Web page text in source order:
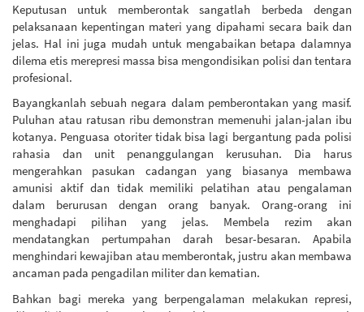
Keputusan untuk memberontak sangatlah berbeda dengan
pelaksanaan kepentingan materi yang dipahami secara baik dan
jelas. Hal ini juga mudah untuk mengabaikan betapa dalamnya
dilema etis merepresi massa bisa mengondisikan polisi dan tentara
profesional.
Bayangkanlah sebuah negara dalam pemberontakan yang masif.
Puluhan atau ratusan ribu demonstran memenuhi jalan-jalan ibu
kotanya. Penguasa otoriter tidak bisa lagi bergantung pada polisi
rahasia dan unit penanggulangan kerusuhan. Dia harus
mengerahkan pasukan cadangan yang biasanya membawa
amunisi aktif dan tidak memiliki pelatihan atau pengalaman
dalam berurusan dengan orang banyak. Orang-orang ini
menghadapi pilihan yang jelas. Membela rezim akan
mendatangkan pertumpahan darah besar-besaran. Apabila
menghindari kewajiban atau memberontak, justru akan membawa
ancaman pada pengadilan militer dan kematian.
Bahkan bagi mereka yang berpengalaman melakukan represi,